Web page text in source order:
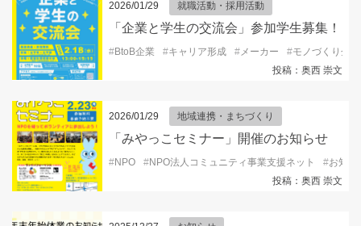
2026/01/29 就職活動・採用活動
「企業と学生の交流会」参加学生募集！
#BtoB企業 #キャリア形成 # メーカー #モノづくり企業
投稿：奥西 崇文
2026/01/29 地域連携・まちづくり
「みやっこセミナー」開催のお知らせ
#NPO #NPO法人コミュニティ事業支援ネット #お知ら
投稿：奥西 崇文